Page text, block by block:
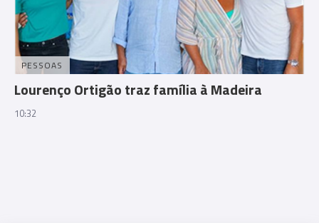
PESSOAS
Lourenço Ortigão traz família à Madeira
10:32